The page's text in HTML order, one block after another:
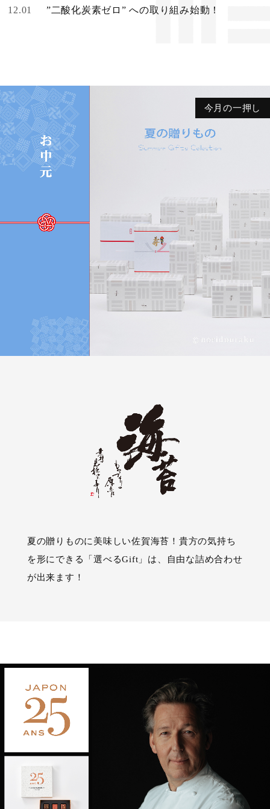
商品一覧
海外発送
お問い合わせ
12.01 ”二酸化炭素ゼロ” への取り組み始動！
夏の贈りものに美味しい佐賀海苔！貴方の気持ち
を形にできる「選べるGift」は、自由な詰め合わせ
が出来ます！